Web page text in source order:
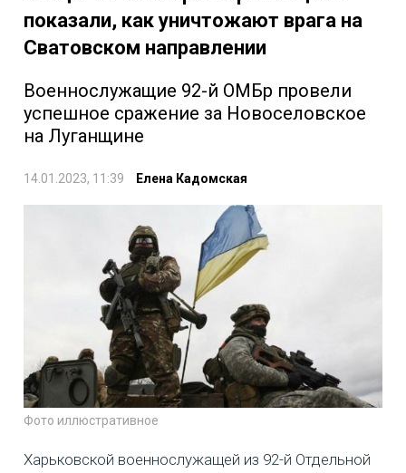
показали, как уничтожают врага на
Сватовском направлении
Военнослужащие 92-й ОМБр провели
успешное сражение за Новоселовское
на Луганщине
14.01.2023, 11:39 Елена Кадомская
Фото иллюстративное
Харьковской военнослужащей из 92-й Отдельной